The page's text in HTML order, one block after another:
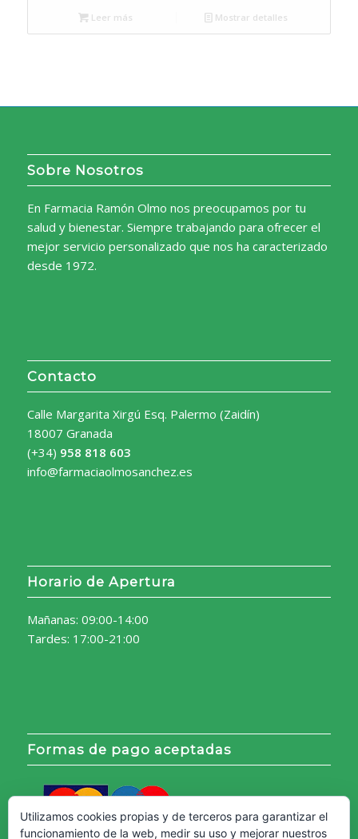
Leer más Mostrar detalles
Sobre Nosotros
En Farmacia Ramón Olmo nos preocupamos por tu
salud y bienestar. Siempre trabajando para ofrecer el
mejor servicio personalizado que nos ha caracterizado
desde 1972.
Contacto
Calle Margarita Xirgú Esq. Palermo (Zaidín)
18007 Granada
(+34) 958 818 603
info@farmaciaolmosanchez.es
Horario de Apertura
Mañanas: 09:00-14:00
Tardes: 17:00-21:00
Formas de pago aceptadas
Utilizamos cookies propias y de terceros para garantizar el
funcionamiento de la web, medir su uso y mejorar nuestros